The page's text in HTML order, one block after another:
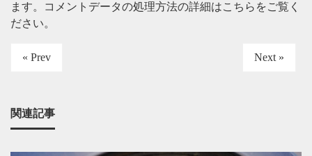
ます。
コメントデータの処理方法の詳細はこちらをご覧く
ださい。
« Prev Next »
関連記事